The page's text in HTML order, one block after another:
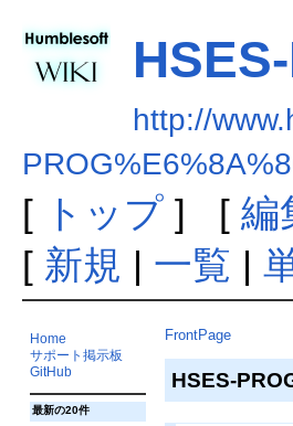
http://
[ トップ] [ 編
[ 新規 | 一覧 |
Home
サポート掲示板
GitHub
最新の20件
FrontPage
HSES-